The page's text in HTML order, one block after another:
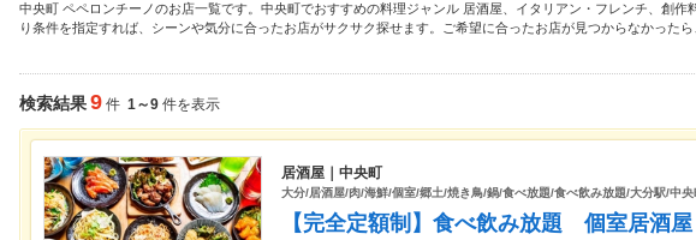
中央町 ペペロンチーノのお店一覧です。中央町でおすすめの料理ジャンル 居酒屋 イタリアン・フレンチ 創作
り条件を指定すれば、シーンや気分に合ったお店がサクサク探せます。ご希望に合ったお店が見つからなかった
検索結果9 件 1～9 件を表示
居酒屋｜中央町
大分/居酒屋/肉/海鮮/個室/郷土/焼き鳥/鍋/食べ放題/食べ飲み放題/大分駅/中央
【完全定額制】食べ飲み放題 個室居酒